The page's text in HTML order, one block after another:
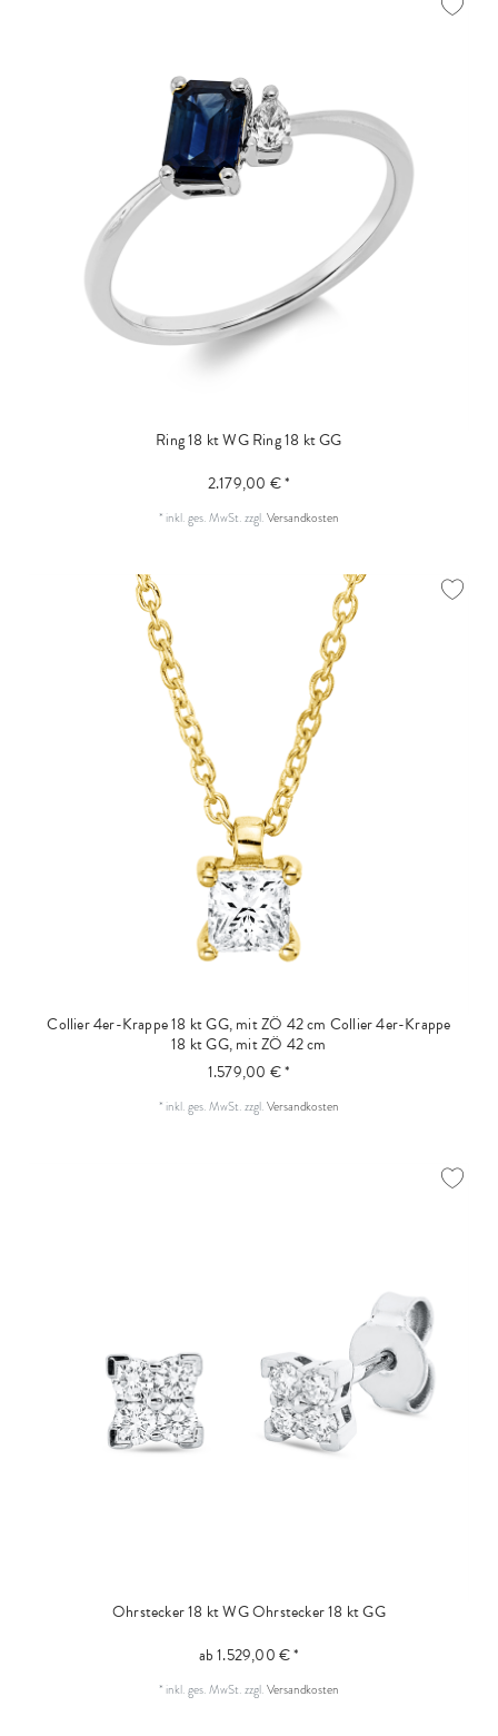
Ring 18 kt WGRing 18 kt GG
2.179,00 € *
* inkl. ges. MwSt.zzgl.Versandkosten
Collier 4er-Krappe 18 kt GG, mit ZÖ 42 cm Collier 4er-Krappe
18 kt GG, mit ZÖ 42 cm
1.579,00 € *
* inkl. ges. MwSt.zzgl.Versandkosten
Ohrstecker 18 kt WGOhrstecker 18 kt GG
ab 1.529,00 € *
* inkl. ges. MwSt.zzgl.Versandkosten